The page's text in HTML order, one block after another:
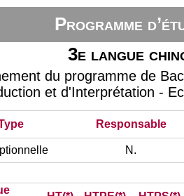
Programme
3e langue
du programme de
et d'Interprétation -
Responsable
N.